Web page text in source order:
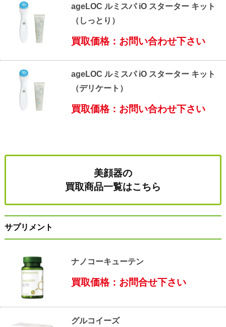
ageLOC ルミスパ iO スターター キット
（しっとり）
買取価格：お問い合わせ下さい
ageLOC ルミスパ iO スターター キット
（デリケート）
買取価格：お問い合わせ下さい
美顔器の
買取商品一覧はこちら
サプリメント
ナノコーキューテン
買取価格：お問合せ下さい
グルコイーズ